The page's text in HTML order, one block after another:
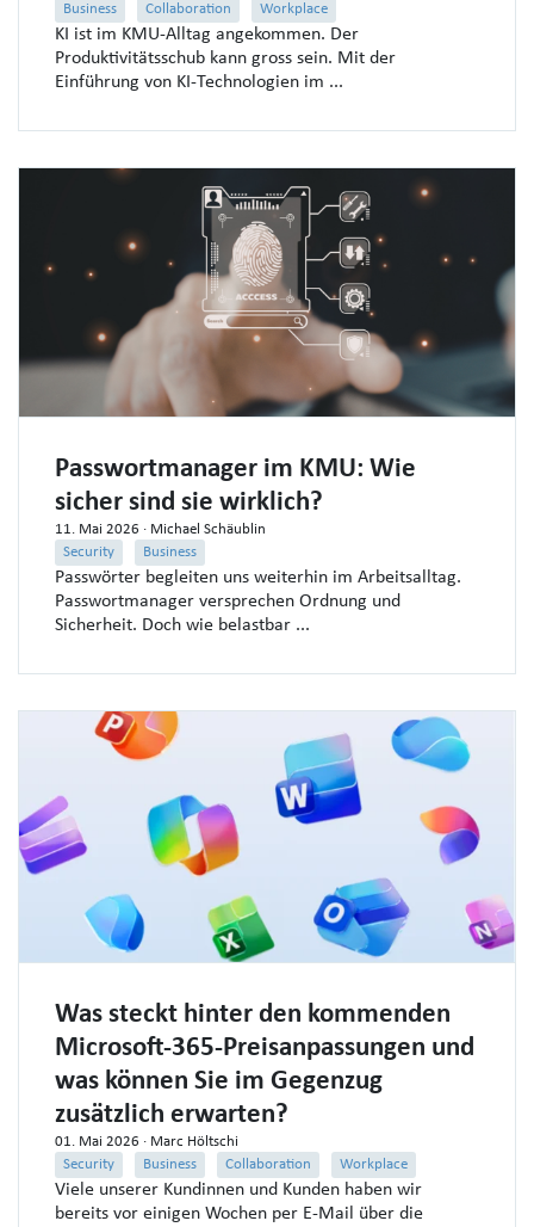
Business
Collaboration Workplace
KI ist im KMU‑Alltag angekommen. Der
Produktivitätsschub kann gross sein. Mit der
Einführung von KI-Technologien im ...
Passwortmanager im KMU: Wie
sicher sind sie wirklich?
11. Mai 2026 · Michael Schäublin
Security
Business
Passwörter begleiten uns weiterhin im Arbeitsalltag.
Passwortmanager versprechen Ordnung und
Sicherheit. Doch wie belastbar ...
Was steckt hinter den kommenden
Microsoft-365-Preisanpassungen und
was können Sie im Gegenzug
zusätzlich erwarten?
01. Mai 2026 · Marc Höltschi
Security
Business Collaboration Workplace
Viele unserer Kundinnen und Kunden haben wir
bereits vor einigen Wochen per E‑Mail über die